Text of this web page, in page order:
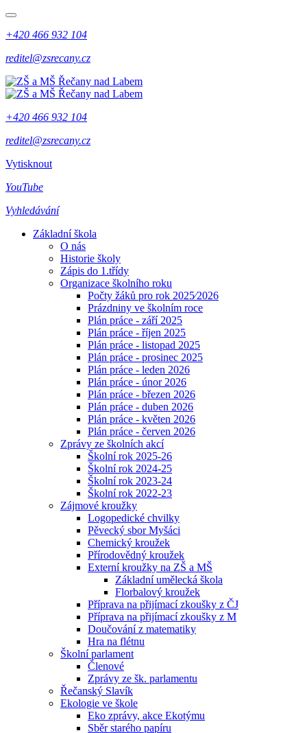
+420 466 932 104
reditel@zsrecany.cz
+420 466 932 104
reditel@zsrecany.cz
Vytisknout
YouTube
Vyhledávání
Základní škola
O nás
Historie školy
Zápis do 1.třídy
Organizace školního roku
Počty žáků pro rok 2025⁄2026
Prázdniny ve školním roce
Plán práce - září 2025
Plán práce - říjen 2025
Plán práce - listopad 2025
Plán práce - prosinec 2025
Plán práce - leden 2026
Plán práce - únor 2026
Plán práce - březen 2026
Plán práce - duben 2026
Plán práce - květen 2026
Plán práce - červen 2026
Zprávy ze školních akcí
Školní rok 2025-26
Školní rok 2024-25
Školní rok 2023-24
Školní rok 2022-23
Zájmové kroužky
Logopedické chvilky
Pěvecký sbor Myšáci
Chemický kroužek
Přírodovědný kroužek
Externí kroužky na ZŠ a MŠ
Základní umělecká škola
Florbalový kroužek
Příprava na přijímací zkoušky z ČJ
Příprava na přijímací zkoušky z M
Doučování z matematiky
Hra na flétnu
Školní parlament
Členové
Zprávy ze šk. parlamentu
Řečanský Slavík
Ekologie ve škole
Eko zprávy, akce Ekotýmu
Sběr starého papíru